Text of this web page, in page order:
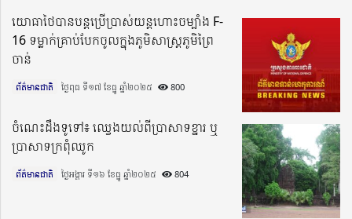
យោធាថៃបានបន្តប្រើប្រាស់យន្តហោះចម្បាំង F-
16 ទម្លាក់គ្រាប់បែកចូលក្នុងភូមិសាស្ត្រភូមិព្រៃ
ចាន់
ព័ត៌មានជាតិ ថ្ងៃពុធ ទី១៧ ខែធ្នូ ឆ្នាំ២០២៥​ 800
ចំណេះដឹងទូទៅ៖ ឈ្វេងយល់ពីប្រាសាទខ្នារ ឬ
ប្រាសាទក្រពុំឈូក
ព័ត៌មានជាតិ ថ្ងៃអង្គារ ទី១៦ ខែធ្នូ ឆ្នាំ២០២៥​ 804